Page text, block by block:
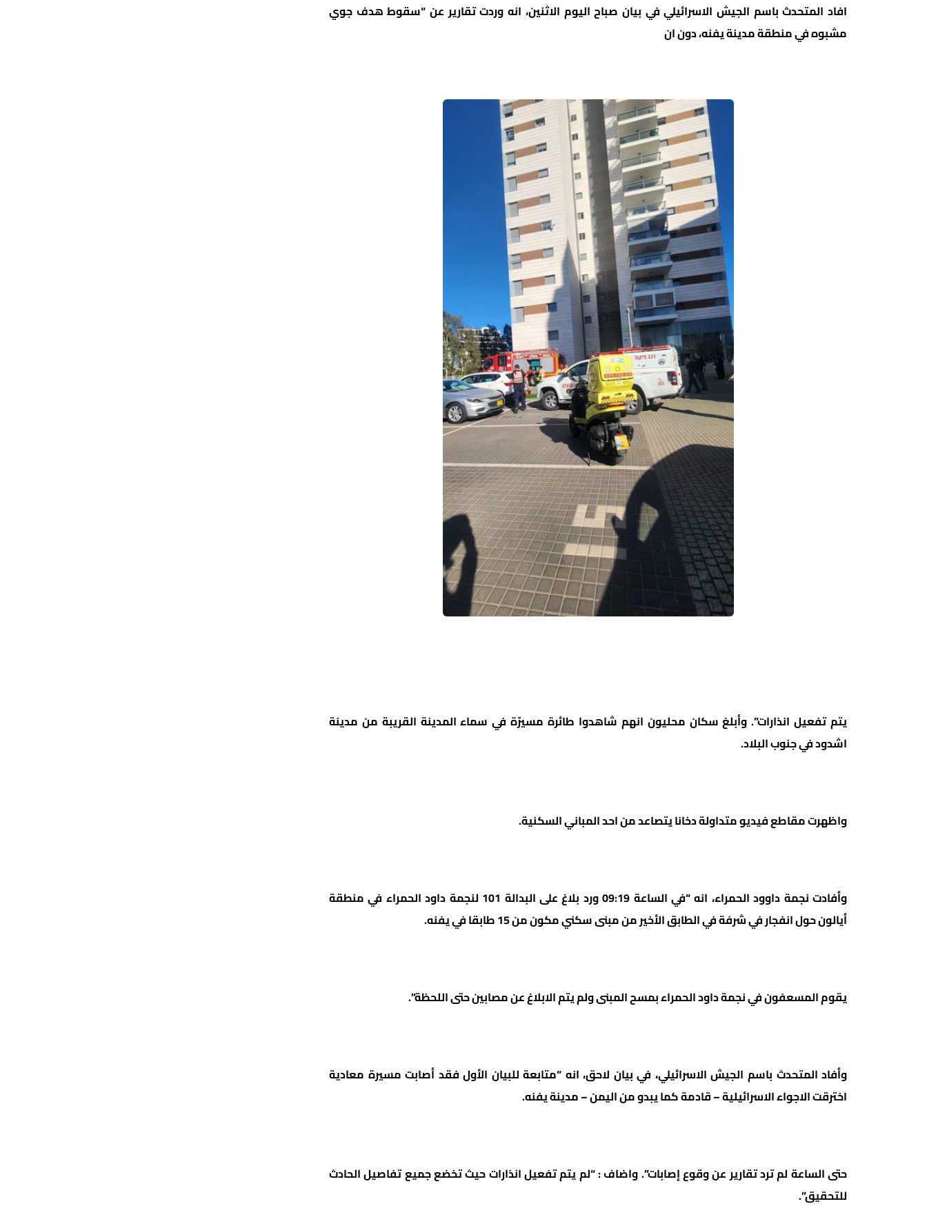
افاد المتحدث باسم الجيش الاسرائيلي في بيان صباح اليوم الاثنين، انه وردت تقارير عن “سقوط هدف جوي
مشبوه في منطقة مدينة يفنه، دون ان
يتم تفعيل انذارات”. وأبلغ سكان محليون انهم شاهدوا طائرة مسيرّة في سماء المدينة القريبة من مدينة
اشدود في جنوب البلاد.
واظهرت مقاطع فيديو متداولة دخانا يتصاعد من احد المباني السكنية.
وأفادت نجمة داوود الحمراء، انه “في الساعة 09:19 ورد بلاغ على البدالة 101 لنجمة داود الحمراء في منطقة
أيالون حول انفجار في شرفة في الطابق الأخير من مبنى سكني مكون من 15 طابقا في يفنه.
يقوم المسعفون في نجمة داود الحمراء بمسح المبنى ولم يتم الابلاغ عن مصابين حتى اللحظة”.
وأفاد المتحدث باسم الجيش الاسرائيلي، في بيان لاحق، انه “متابعة للبيان الأول فقد أصابت مسيرة معادية
اخترقت الاجواء الاسرائيلية – قادمة كما يبدو من اليمن – مدينة يفنه.
حتى الساعة لم ترد تقارير عن وقوع إصابات”. واضاف : “لم يتم تفعيل انذارات حيث تخضع جميع تفاصيل الحادث
للتحقيق”.